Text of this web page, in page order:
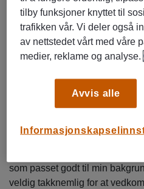
interesse for teknologi vokst,
med HR og teknologi. Det å
og forbedre HR-prosesser gir
en mer dynamisk og
arbeid enklere, men også gir
motiverer meg veldig.
Hvordan kom du til
Jeg var så heldig at jeg kjente
som passet godt til min
veldig takknemlig for at
tilby funksjoner knyttet til
trafikken vår. Vi deler også
av nettstedet vårt med våre
medier, reklame og analyse.
Avvis alle